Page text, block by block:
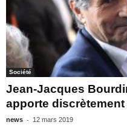
Société
Jean-Jacques
apporte
news - 12 mars 2019